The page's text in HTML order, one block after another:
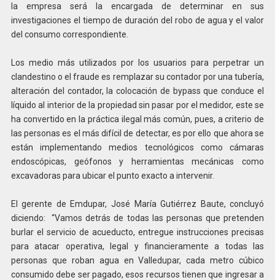
la empresa será la encargada de determinar en sus
investigaciones el tiempo de duración del robo de agua y el valor
del consumo correspondiente.
Los medio más utilizados por los usuarios para perpetrar un
clandestino o el fraude es remplazar su contador por una tubería,
alteración del contador, la colocación de bypass que conduce el
líquido al interior de la propiedad sin pasar por el medidor, este se
ha convertido en la práctica ilegal más común, pues, a criterio de
las personas es el más difícil de detectar, es por ello que ahora se
están implementando medios tecnológicos como cámaras
endoscópicas, geófonos y herramientas mecánicas como
excavadoras para ubicar el punto exacto a intervenir.
El gerente de Emdupar, José María Gutiérrez Baute, concluyó
diciendo: “Vamos detrás de todas las personas que pretenden
burlar el servicio de acueducto, entregue instrucciones precisas
para atacar operativa, legal y financieramente a todas las
personas que roban agua en Valledupar, cada metro cúbico
consumido debe ser pagado, esos recursos tienen que ingresar a